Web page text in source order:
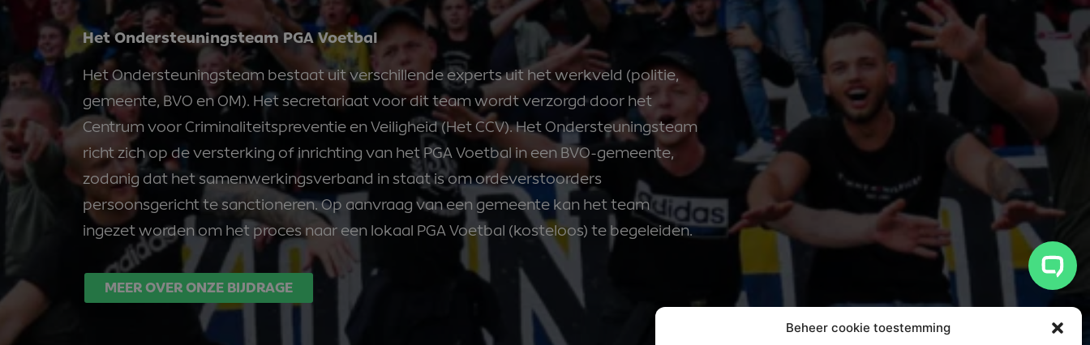
Beheer cookie toestemming
Het Ondersteuningsteam PGA Voetbal
Het Ondersteuningsteam bestaat uit verschillende experts uit het werkveld (politie,
gemeente, BVO en OM). Het secretariaat voor dit team wordt verzorgd door het
Centrum voor Criminaliteitspreventie en Veiligheid (Het CCV). Het Ondersteuningsteam
richt zich op de versterking of inrichting van het PGA Voetbal in een BVO-gemeente,
zodanig dat het samenwerkingsverband in staat is om ordeverstoorders
persoonsgericht te sanctioneren. Op aanvraag van een gemeente kan het team
ingezet worden om het proces naar een lokaal PGA Voetbal (kosteloos) te begeleiden.
MEER OVER ONZE BIJDRAGE